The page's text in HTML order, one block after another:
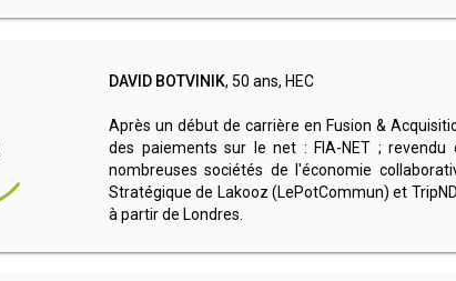
DAVID BOTVINIK, 50 ans, HEC
Après un début de carrière en Fusion &
des paiements sur le net : FIA-NET ;
nombreuses sociétés de l'économie
Stratégique de Lakooz (LePotCommun) et
à partir de Londres.